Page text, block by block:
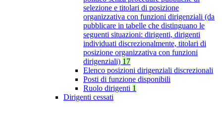
selezione e titolari di posizione
organizzativa con funzioni dirigenziali (da
pubblicare in tabelle che distinguano le
seguenti situazioni: dirigenti, dirigenti
individuati discrezionalmente, titolari di
posizione organizzativa con funzioni
dirigenziali) 17
Elenco posizioni dirigenziali discrezionali
Posti di funzione disponibili
Ruolo dirigenti 1
Dirigenti cessati